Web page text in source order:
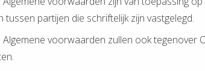
tussen partijen die schriftelijk zijn vastgelegd.
Algemene voorwaarden zullen ook